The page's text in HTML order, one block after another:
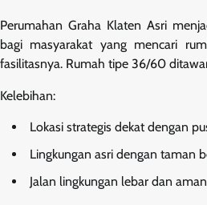
Perumahan Graha Klaten Asri
bagi masyarakat yang mencari
fasilitasnya. Rumah tipe 36/60
Kelebihan:
Lokasi strategis dekat dengan
Lingkungan asri dengan taman
Jalan lingkungan lebar dan